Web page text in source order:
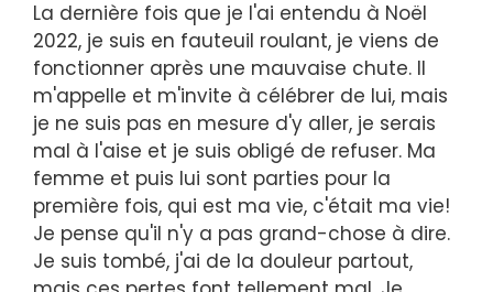
La dernière fois que je l'ai entendu à Noël
2022, je suis en fauteuil roulant, je viens de
fonctionner après une mauvaise chute. Il
m'appelle et m'invite à célébrer de lui, mais
je ne suis pas en mesure d'y aller, je serais
mal à l'aise et je suis obligé de refuser. Ma
femme et puis lui sont parties pour la
première fois, qui est ma vie, c'était ma vie!
Je pense qu'il n'y a pas grand-chose à dire.
Je suis tombé, j'ai de la douleur partout,